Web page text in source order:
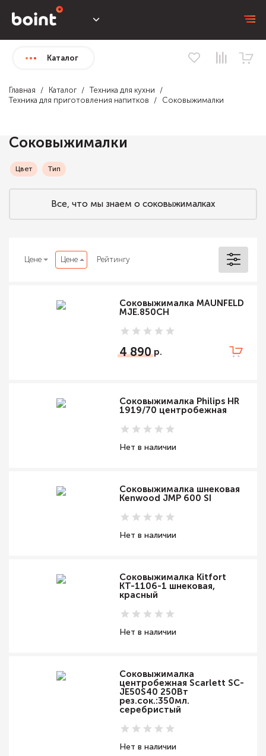
Каталог
Главная Каталог
Техника для кухни
Техника для приготовления напитков
Соковыжималки
Соковыжималки
Цвет Тип
Все, что мы знаем о соковыжималках
Цене Цене Рейтингу
Соковыжималка MAUNFELD
MJE.850CH
4 890
Соковыжималка Philips HR
1919/70 центробежная
Нет в наличии
Соковыжималка шнековая
Kenwood JMP 600 SI
Нет в наличии
Соковыжималка Kitfort
КТ-1106-1 шнековая,
красный
Нет в наличии
Соковыжималка
центробежная Scarlett SC-
JE50S40 250Вт
рез.сок.:350мл.
серебристый
Нет в наличии